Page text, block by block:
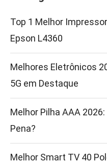
Top 1 Melhor
Epson L4360
Melhores Eletrônicos
5G em Destaque
Melhor Pilha AAA
Pena?
Melhor Smart TV 40